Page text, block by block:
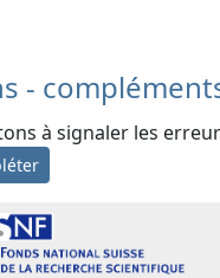
-
à signaler les